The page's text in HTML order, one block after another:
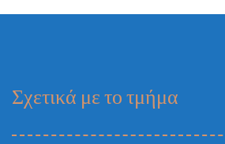
Σχετικά με το τμήμα